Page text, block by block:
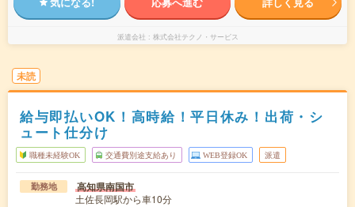
派遣会社 株式会社テクノ・サービス
未読
給与即払いOK！高時給！平日休み！出荷・シ
ュート仕分け
職種未経験OK 交通費別途支給あり WEB登録OK 派遣
勤務地 高知県南国市
土佐長岡駅から車10分